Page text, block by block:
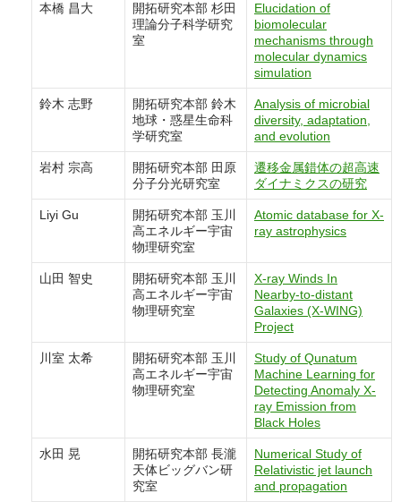
本橋 昌大
開拓研究本部 杉田
理論分子科学研究
室
Elucidation of
biomolecular
mechanisms through
molecular dynamics
simulation
鈴木 志野
開拓研究本部 鈴木
地球・惑星生命科
学研究室
Analysis of microbial
diversity, adaptation,
and evolution
岩村 宗高
開拓研究本部 田原
分子分光研究室
遷移金属錯体の超高速
ダイナミクスの研究
Liyi Gu
開拓研究本部 玉川
高エネルギー宇宙
物理研究室
Atomic database for X-
ray astrophysics
山田 智史
開拓研究本部 玉川
高エネルギー宇宙
物理研究室
X-ray Winds In
Nearby-to-distant
Galaxies (X-WING)
Project
川室 太希
開拓研究本部 玉川
高エネルギー宇宙
物理研究室
Study of Qunatum
Machine Learning for
Detecting Anomaly X-
ray Emission from
Black Holes
水田 晃
開拓研究本部 長瀧
天体ビッグバン研
究室
Numerical Study of
Relativistic jet launch
and propagation